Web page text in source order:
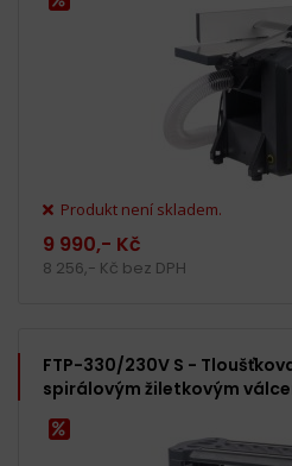
Produkt není skladem.
9 990,- Kč
8 256,- Kč bez DPH
FTP-330/230V S -
spirálovým žiletkovým